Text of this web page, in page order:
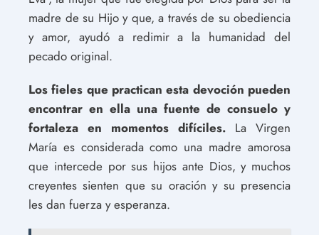
madre de su Hijo y que, a través de su obediencia
y amor, ayudó a redimir a la humanidad del
pecado original.
Los fieles que practican esta devoción pueden
encontrar en ella una fuente de consuelo y
fortaleza en momentos difíciles. La Virgen
María es considerada como una madre amorosa
que intercede por sus hijos ante Dios, y muchos
creyentes sienten que su oración y su presencia
les dan fuerza y ​​esperanza.